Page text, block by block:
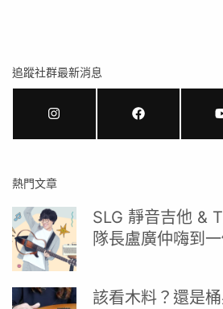
追蹤社群最新消息
熱門文章
SLG 靜音吉他 &
隊長盧廣仲嗨到
該看木料？還是